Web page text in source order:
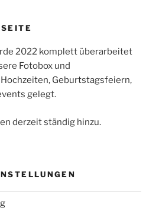
2022 komplett überarbeitet
Fotobox und
Geburtstagsfeiern,
gelegt.
derzeit ständig hinzu.